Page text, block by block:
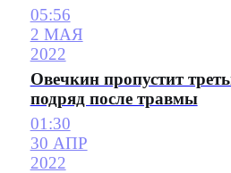
05:56
2 МАЯ
2022
Овечкин пропустит
подряд после травмы
01:30
30 АПР
2022